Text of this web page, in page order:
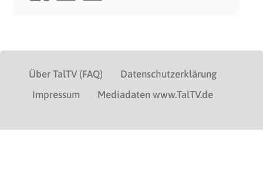
Über TalTV (FAQ)
Datenschutzerklärung
Impressum
Mediadaten www.TalTV.de